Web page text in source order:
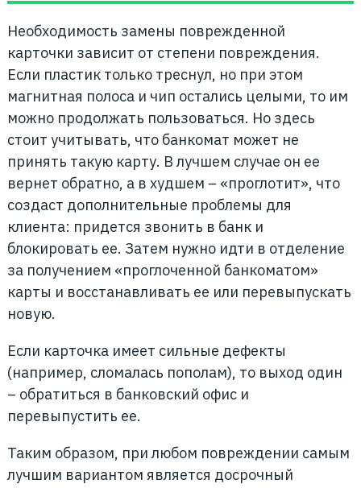
Необходимость замены поврежденной
карточки зависит от степени повреждения.
Если пластик только треснул, но при этом
магнитная полоса и чип остались целыми, то им
можно продолжать пользоваться. Но здесь
стоит учитывать, что банкомат может не
принять такую карту. В лучшем случае он ее
вернет обратно, а в худшем – «проглотит», что
создаст дополнительные проблемы для
клиента: придется звонить в банк и
блокировать ее. Затем нужно идти в отделение
за получением «проглоченной банкоматом»
карты и восстанавливать ее или перевыпускать
новую.
Если карточка имеет сильные дефекты
(например, сломалась пополам), то выход один
– обратиться в банковский офис и
перевыпустить ее.
Таким образом, при любом повреждении самым
лучшим вариантом является досрочный